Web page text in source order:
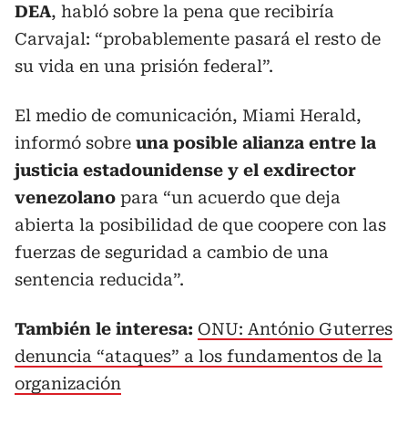
DEA, habló sobre la pena que recibiría
Carvajal: “probablemente pasará el resto de
su vida en una prisión federal”.
El medio de comunicación, Miami Herald,
informó sobre una posible alianza entre la
justicia estadounidense y el exdirector
venezolano para “un acuerdo que deja
abierta la posibilidad de que coopere con las
fuerzas de seguridad a cambio de una
sentencia reducida”.
También le interesa: ONU: António Guterres
denuncia “ataques” a los fundamentos de la
organización